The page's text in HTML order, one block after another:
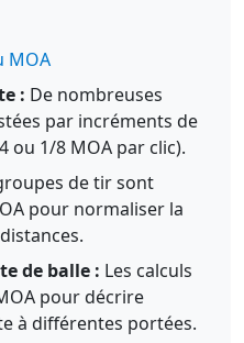
MOA
: De nombreuses
par incréments de
ou 1/8 MOA par clic).
de tir sont
pour normaliser la
de balle : Les calculs
pour décrire
à différentes portées.